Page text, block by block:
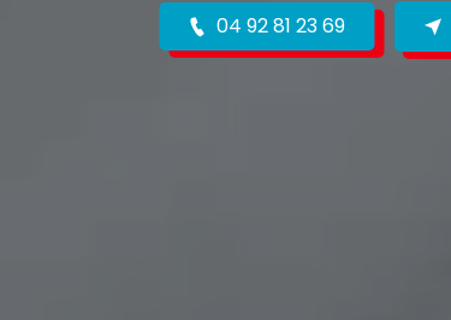
04 92 81 23 69